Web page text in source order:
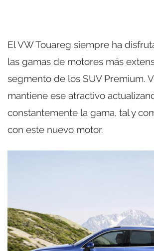
El VW Touareg siempre ha
las gamas de motores más
segmento de los SUV Premium.
mantiene ese atractivo
constantemente la gama, tal y
con este nuevo motor.